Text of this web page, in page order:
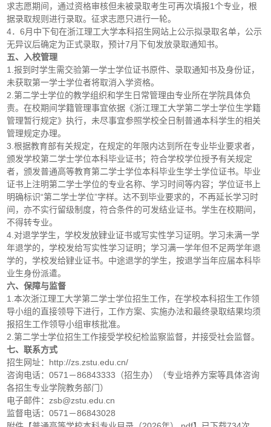
求志愿期间，通过资格审核但未被录取考生可再次填报1个专业，根
据录取规则进行录取。征求志愿只进行一轮。
4．6月中下旬在浙江理工大学本科招生网站上公示拟录取名单，公示
无异议后确定为正式录取，预计7月下旬发放录取通知书。
五、入校管理
1.报到时学生需交验第一学士学位证书原件、录取通知书及身份证，
未获取第一学士学位者将取消入学资格。
2.第二学士学位的教学组织和学生日常管理由专业所在学院具体负
责。在校期间学籍管理事宜依据《浙江理工大学第二学士学位生学籍
管理暂行规定》执行，未尽事宜参照学校全日制普通本科学生的相关
管理规定办理。
3.根据教育部有关规定，在规定的年限内达到所在专业毕业要求者，
颁发学校第二学士学位本科毕业证书；符合学校学位授予有关规定
者，颁发普通高等教育第二学士学位本科毕业生学士学位证书。毕业
证书上注明第二学士学位的专业名称、学习时间等内容；学位证书上
明确标识“第二学士学位”字样。达不到毕业要求的，不再延长学习时
间，亦不实行留级制度，符合条件的可发结业证书。学生在校期间，
不得转专业。
4.对退学学生，学校发放肄业证书或写实性学习证明。学习未满一学
年退学的，学校发给写实性学习证明；学习满一学年但不足两学年退
学的，学校发给肄业证书。中途退学的学生，按退学当年应届本科毕
业生身份派遣。
六、保障与监督
1.本次浙江理工大学第二学士学位招生工作，在学校本科招生工作领
导小组的直接领导下进行，工作方案、实施办法和最终录取结果均须
报招生工作领导小组审核批准。
2.第二学士学位招生工作接受学校纪检监察监督，并接受社会监督。
七、联系方式
招生网址：http://zs.zstu.edu.cn/
咨询电话：0571－86843333（招生办）（专业培养方案等具体咨询
各招生专业学院教务部门）
电子邮件：zsb@zstu.edu.cn
监督电话：0571－86843028